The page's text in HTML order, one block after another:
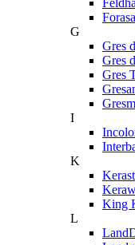
G
Gres
Gres
Gres
I
K
King
L